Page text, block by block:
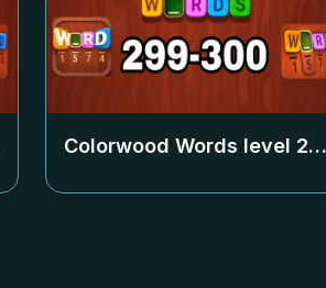
Colorwood Words level 299-300